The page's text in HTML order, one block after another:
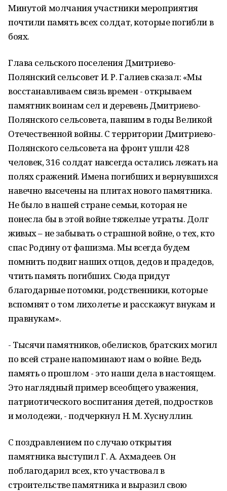
Минутой молчания участники мероприятия
почтили память всех солдат, которые погибли в
боях.
Глава сельского поселения Дмитриево-
Полянский сельсовет И. Р. Галиев сказал: «Мы
восстанавливаем связь времен - открываем
памятник воинам сел и деревень Дмитриево-
Полянского сельсовета, павшим в годы Великой
Отечественной войны. С территории Дмитриево-
Полянского сельсовета на фронт ушли 428
человек, 316 солдат навсегда остались лежать на
полях сражений. Имена погибших и вернувшихся
навечно высечены на плитах нового памятника.
Не было в нашей стране семьи, которая не
понесла бы в этой войне тяжелые утраты. Долг
живых – не забывать о страшной войне, о тех, кто
спас Родину от фашизма. Мы всегда будем
помнить подвиг наших отцов, дедов и прадедов,
чтить память погибших. Сюда придут
благодарные потомки, родственники, которые
вспомнят о том лихолетье и расскажут внукам и
правнукам».
- Тысячи памятников, обелисков, братских могил
по всей стране напоминают нам о войне. Ведь
память о прошлом - это наши дела в настоящем.
Это наглядный пример всеобщего уважения,
патриотического воспитания детей, подростков
и молодежи, - подчеркнул Н. М. Хуснуллин.
С поздравлением по случаю открытия
памятника выступил Г. А. Ахмадеев. Он
поблагодарил всех, кто участвовал в
строительстве памятника и выразил свою